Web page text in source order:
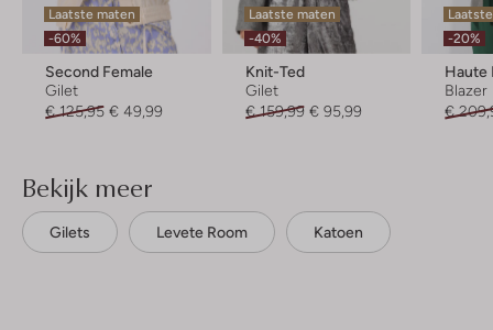
Laatste maten
-60%
Second Female
Gilet
€ 125,95 € 49,99
Laatste maten
-40%
Knit-Ted
Gilet
€ 159,99 € 95,99
-20%
Haute
Blazer
€
Bekijk meer
Gilets Levete Room Katoen